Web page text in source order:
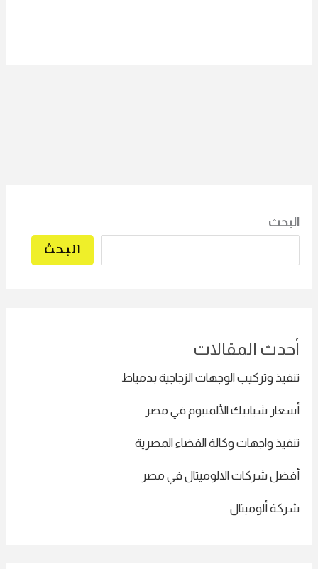
البحث
البحث
أحدث المقالات
تنفيذ وتركيب الوجهات الزجاجية بدمياط
أسعار شبابيك الألمنيوم في مصر
تنفيذ واجهات وكالة الفضاء المصرية
أفضل شركات الالوميتال في مصر
شركة ألوميتال